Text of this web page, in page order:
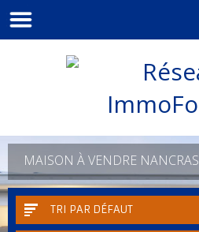
MAISON À VENDRE NANCRAS
TRI PAR DÉFAUT